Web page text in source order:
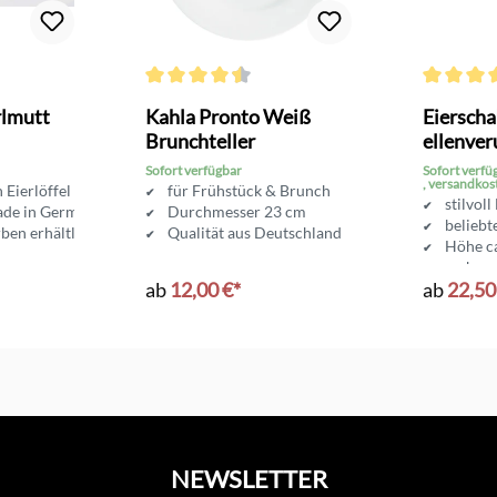
Eierlöffel
in Germany
erhältlich
Kahla Pronto Weiß
Brunchteller
Sofort verfügbar
für Frühstück & Brunch
Durchmesser 23 cm
Qualität aus Deutschland
ab 12,00 €*
Sofort
,
stilvoll
Höhe
ab
NEWSLETTER